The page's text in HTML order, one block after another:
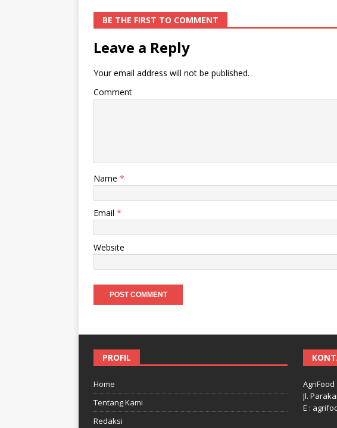
BE THE FIRST TO COMMENT
Leave a Reply
Your email address will not be published.
Comment
Name *
Email *
Website
PROFIL
Home
Tentang Kami
Redaksi
AgriFood
Jl.
E :